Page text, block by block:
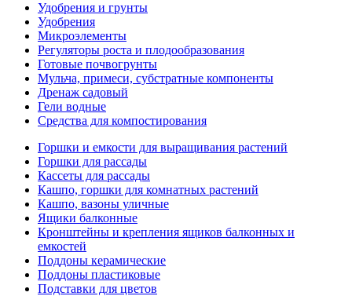
Удобрения и грунты
Удобрения
Микроэлементы
Регуляторы роста и плодообразования
Готовые почвогрунты
Мульча, примеси, субстратные компоненты
Дренаж садовый
Гели водные
Средства для компостирования
Горшки и емкости для выращивания растений
Горшки для рассады
Кассеты для рассады
Кашпо, горшки для комнатных растений
Кашпо, вазоны уличные
Ящики балконные
Кронштейны и крепления ящиков балконных и
емкостей
Поддоны керамические
Поддоны пластиковые
Подставки для цветов